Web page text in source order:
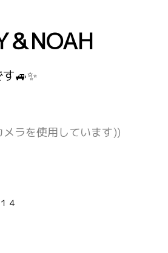
＆NOAH
🚙✨
ラを使用しています))
４